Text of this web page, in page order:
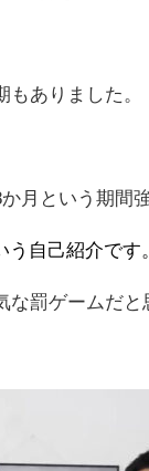
もありました。
月という期間
う自己紹介です
罰ゲームだと